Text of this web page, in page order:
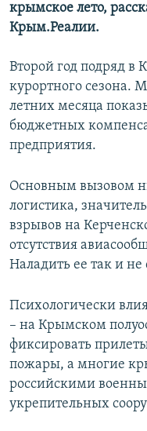
крымское лето,
Крым.Реалии.
Второй год подряд
курортного сезона.
летних месяца
бюджетных
предприятия.
Основным вызовом
логистика,
взрывов на
отсутствия
Наладить ее так и не
Психологически
– на Крымском
фиксировать
пожары, а многие
российскими
укрепительных